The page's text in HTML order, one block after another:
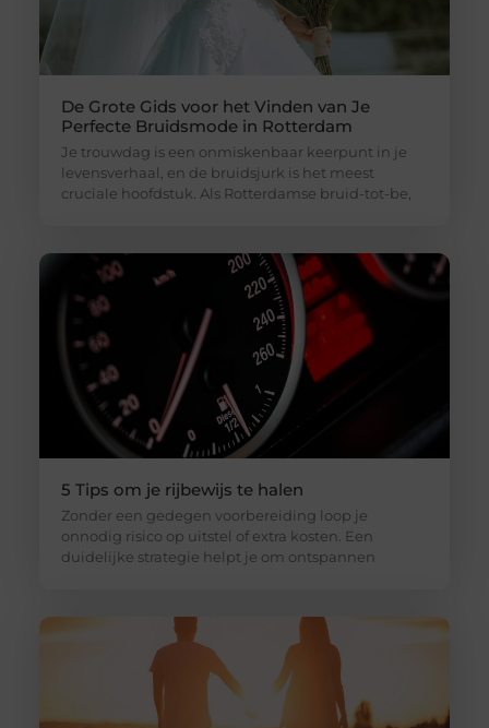
De Grote Gids voor het Vinden van Je
Perfecte Bruidsmode in Rotterdam
Je trouwdag is een onmiskenbaar keerpunt in je
levensverhaal, en de bruidsjurk is het meest
cruciale hoofdstuk. Als Rotterdamse bruid-tot-be,
5 Tips om je rijbewijs te halen
Zonder een gedegen voorbereiding loop je
onnodig risico op uitstel of extra kosten. Een
duidelijke strategie helpt je om ontspannen